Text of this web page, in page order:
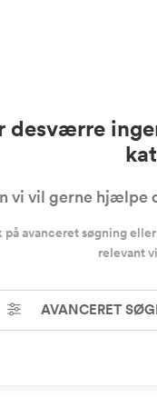
desværre
vi vil gerne hjælpe
på avanceret søgning
relevant
AVANCERET